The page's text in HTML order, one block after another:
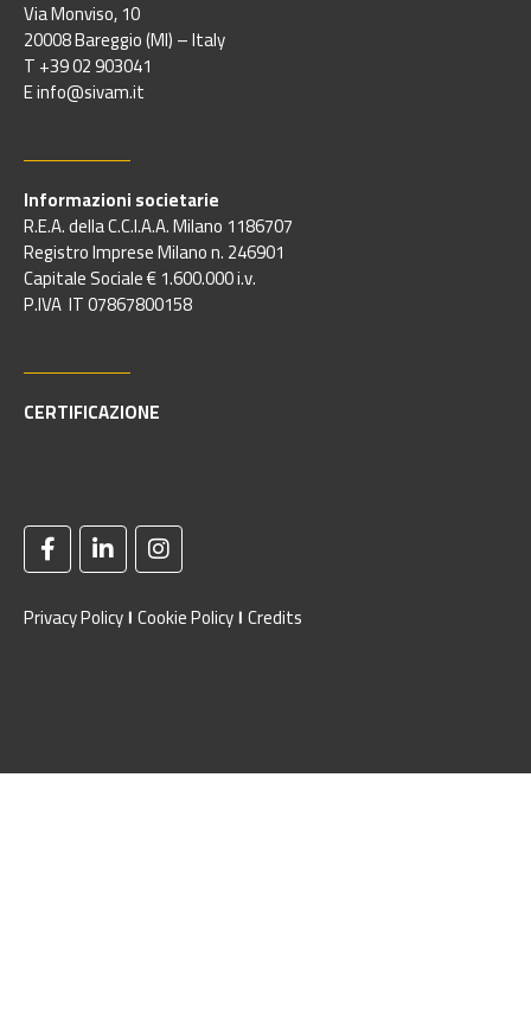
Via Monviso, 10
20008 Bareggio (MI) – Italy
T +39 02 903041
E info@sivam.it
Informazioni societarie
R.E.A. della C.C.I.A.A. Milano 1186707
Registro Imprese Milano n. 246901
Capitale Sociale € 1.600.000 i.v.
P.IVA IT 07867800158
CERTIFICAZIONE
Privacy Policy Cookie Policy Credits